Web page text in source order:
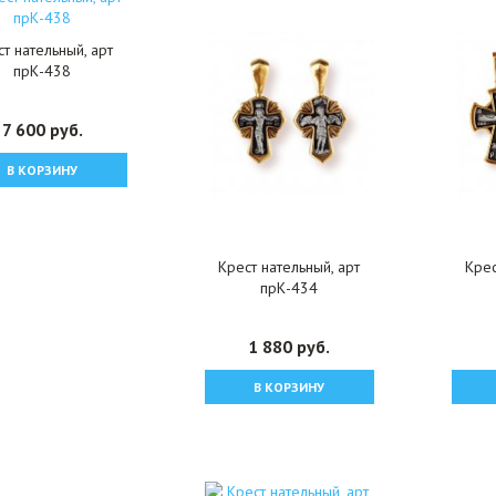
нательный, арт
прК-438
7 600 руб.
В КОРЗИНУ
Крест нательный, арт
прК-434
1 880 руб.
В КОРЗИНУ